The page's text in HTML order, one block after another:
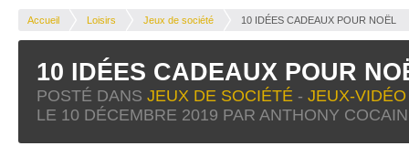
Accueil Loisirs Jeux de société 10 IDÉES CADEAUX POUR NOËL
10 IDÉES CADEAUX POUR
POSTÉ DANS JEUX DE SOCIÉTÉ - JEUX-VIDÉO
LE 10 DÉCEMBRE 2019 PAR ANTHONY COCAIN